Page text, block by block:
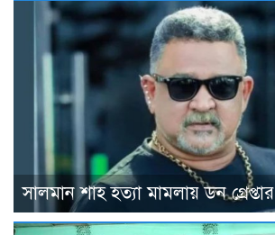
সালমান শাহ হত্যা মামলায় ডন গ্রেপ্তার